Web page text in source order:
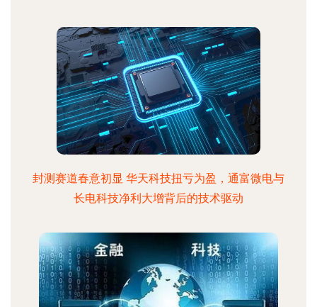
封测赛道春意初显 华天科技扭亏为盈，通富微电与
长电科技净利大增背后的技术驱动